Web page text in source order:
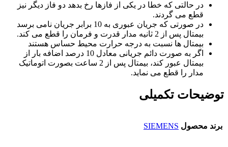
در حالتی که خطا در یکی از فازها رخ بدهد دو فاز دیگر نیز
قطع می گردند.
در صورتی که جریان عبوری به 10 برابر جریان نامی برسد
بیمتال پس از 2 ثانیه مدار قدرت و فرمان را قطع می کند.
بیمتال ها نسبت به درجه حرارت محیط حساس هستند
اگر به صورت دائم جریانی معادل 10 درصد اضافه بار از
بیمتال عبور کند، بیمتال پس از 2 ساعت بصورت اتوماتیک
مدار را قطع می نماید.
تکمیلی
محصول SIEMENS